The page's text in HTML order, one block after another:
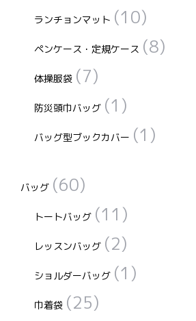
ランチョンマット (10)
ペンケース・定規ケース (8)
体操服袋 (7)
防災頭巾バッグ (1)
バッグ型ブックカバー (1)
バッグ (60)
トートバッグ (11)
レッスンバッグ (2)
ショルダーバッグ (1)
巾着袋 (25)